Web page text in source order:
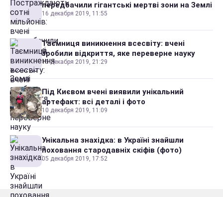
передбачили гігантські мертві зони на Землі
16 декабря 2019, 11:55
Таємниця виникнення всесвіту: вчені
зробили відкриття, яке переверне науку
15 декабря 2019, 21:29
Під Києвом вчені виявили унікальний
артефакт: всі деталі і фото
10 декабря 2019, 11:09
Унікальна знахідка: в Україні знайшли
поховання стародавніх скіфів (фото)
05 декабря 2019, 17:52